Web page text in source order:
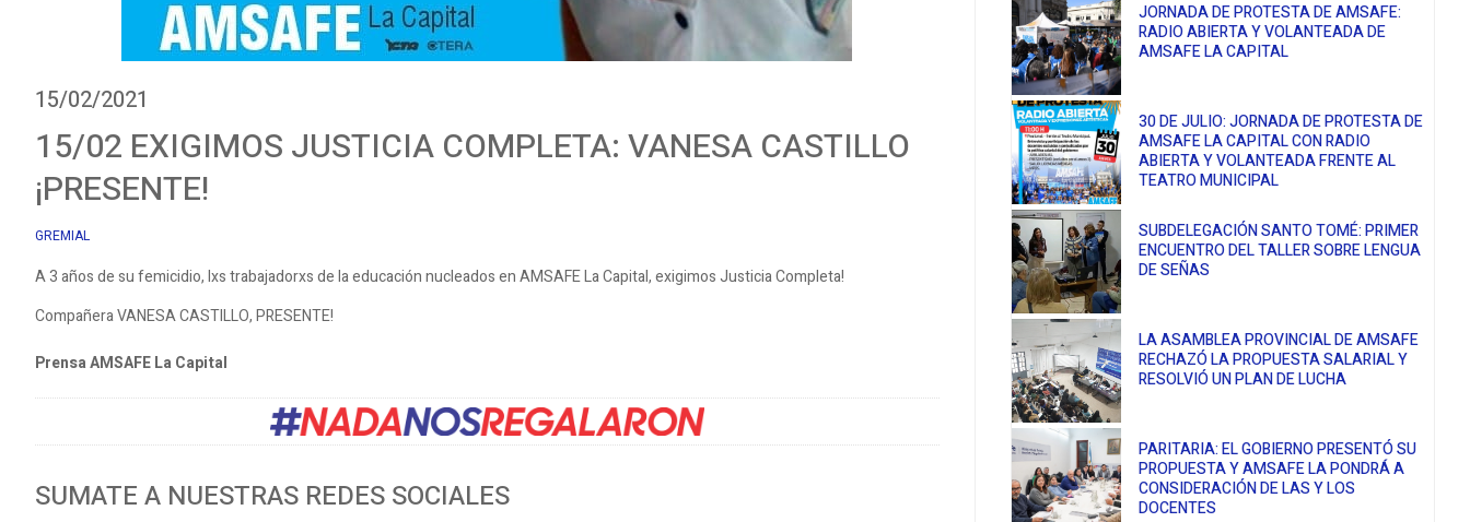
15/02/2021
15/02 EXIGIMOS JUSTICIA COMPLETA: VANESA CASTILLO
¡PRESENTE!
GREMIAL
A 3 años de su femicidio, lxs trabajadorxs de la educación nucleados en AMSAFE La Capital, exigimos Justicia Completa!
Compañera VANESA CASTILLO, PRESENTE!
Prensa AMSAFE La Capital
SUMATE A NUESTRAS REDES SOCIALES
JORNADA DE PROTESTA DE AMSAFE:
RADIO ABIERTA Y VOLANTEADA DE
AMSAFE LA CAPITAL
30 DE JULIO: JORNADA DE PROTESTA DE
AMSAFE LA CAPITAL CON RADIO
ABIERTA Y VOLANTEADA FRENTE AL
TEATRO MUNICIPAL
SUBDELEGACIÓN SANTO TOMÉ: PRIMER
ENCUENTRO DEL TALLER SOBRE LENGUA
DE SEÑAS
LA ASAMBLEA PROVINCIAL DE AMSAFE
RECHAZÓ LA PROPUESTA SALARIAL Y
RESOLVIÓ UN PLAN DE LUCHA
PARITARIA: EL GOBIERNO PRESENTÓ SU
PROPUESTA Y AMSAFE LA PONDRÁ A
CONSIDERACIÓN DE LAS Y LOS
DOCENTES